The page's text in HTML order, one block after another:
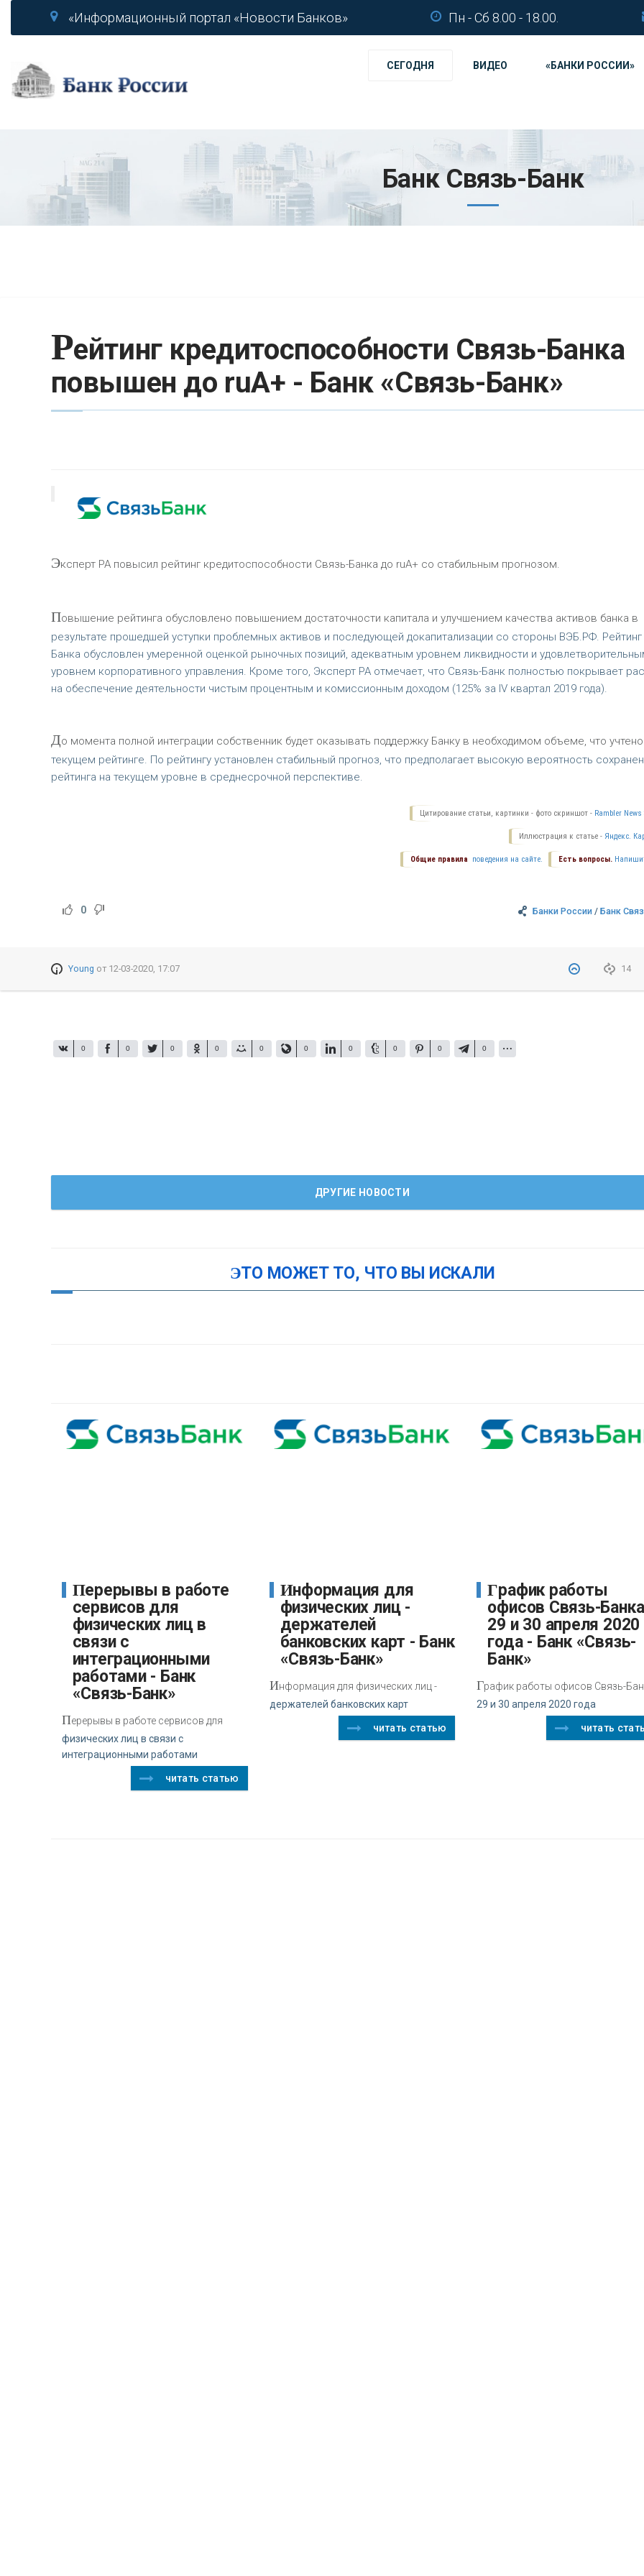
«Информационный портал «Новости Банков» Пн - Сб 8.00 - 18.00.
СЕГОДНЯ ВИДЕО «БАНКИ РОССИИ»
Банк Связь-Банк
Рейтинг кредитоспособности Связь-Банка
повышен до ruA+ - Банк «Связь-Банк»
Эксперт РА повысил рейтинг кредитоспособности Связь-Банка до ruA+ со стабильным прогнозом.
Повышение рейтинга обусловлено повышением достаточности капитала и улучшением качества активов банка в
результате прошедшей уступки проблемных активов и последующей докапитализации со стороны ВЭБ.РФ. Рейтинг
Банка обусловлен умеренной оценкой рыночных позиций, адекватным уровнем ликвидности и
уровнем корпоративного управления. Кроме того, Эксперт РА отмечает, что Связь-Банк полностью покрывает
на обеспечение деятельности чистым процентным и комиссионным доходом (125% за IV квартал 2019 года).
До момента полной интеграции собственник будет оказывать поддержку Банку в необходимом объеме, что
текущем рейтинге. По рейтингу установлен стабильный прогноз, что предполагает высокую вероятность
рейтинга на текущем уровне в среднесрочной перспективе.
Цитирование статьи, картинки - фото скриншот - Rambler News
Иллюстрация к статье - Яндекс.
Есть вопросы.
Общие правила поведения на сайте.
Банки России /Банк
0
14
Young от 12-03-2020, 17:07
0 0 0 0 0 0 0 0 0 0
ДРУГИЕ НОВОСТИ
ЭТО МОЖЕТ ТО, ЧТО ВЫ ИСКАЛИ
Перерывы в работе
сервисов для
физических лиц в
связи с
интеграционными
работами - Банк
«Связь-Банк»
Перерывы в работе сервисов для
физических лиц в связи с
интеграционными работами
читать статью
Информация для
физических лиц -
держателей
банковских карт - Банк
«Связь-Банк»
Информация для физических лиц -
держателей банковских карт
читать статью
График работы
офисов Связь-Банка
29 и 30 апреля 2020
года - Банк «Связь-
Банк»
График работы офисов Связь-
29 и 30 апреля 2020 года
читать